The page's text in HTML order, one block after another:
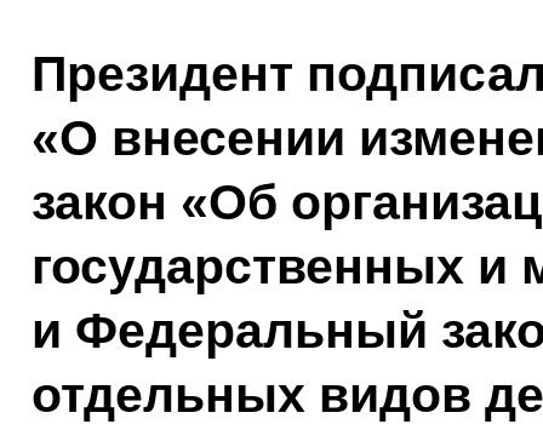
Президент
«О внесении
закон «Об
государственных и
и Федеральный
отдельных видов